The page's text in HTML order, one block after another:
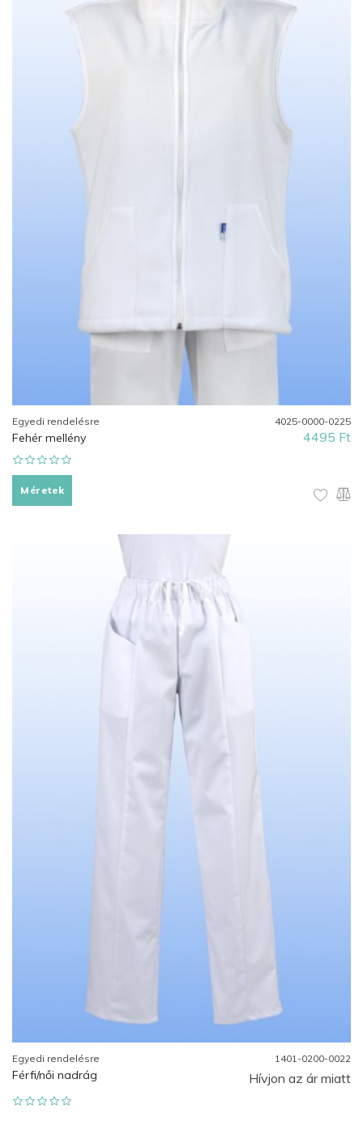
Egyedi rendelésre 4025-0000-0225
Fehér mellény 4495 Ft
Méretek
Egyedi rendelésre 1401-0200-0022
Férfi/női nadrág Hívjon az ár miatt